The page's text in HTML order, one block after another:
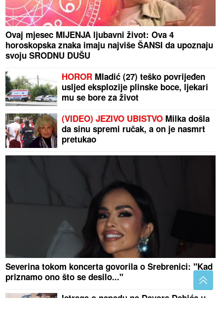
Ovaj mjesec MIJENJA ljubavni život: Ova 4
horoskopska znaka imaju najviše ŠANSI da upoznaju
svoju SRODNU DUŠU
HOROR Mladić (27) teško povrijeđen
usljed eksplozije plinske boce, ljekari
mu se bore za život
(VIDEO) JEZIVO UBISTVO Milka došla
da sinu spremi ručak, a on je nasmrt
pretukao
Severina tokom koncerta govorila o Srebrenici: "Kad
priznamo ono što se desilo..."
Istraga o napadu na Davora Dabića u